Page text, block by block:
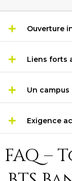
Ouverture
Liens forts
Un
Exigence
FAQ –